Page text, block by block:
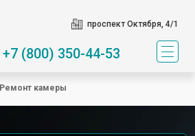
проспект Октября, 4/1
+7 (800) 350-44-53
Ремонт камеры